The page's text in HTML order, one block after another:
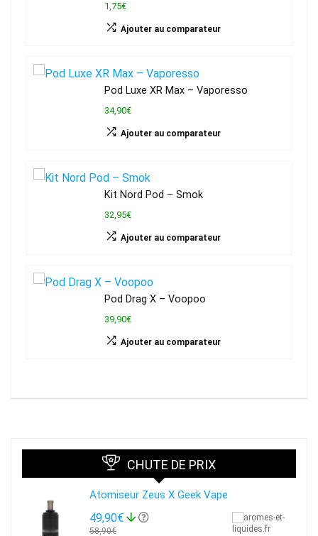
1,75€
Ajouter au comparateur
Pod Luxe XR Max – Vaporesso
34,90€
Ajouter au comparateur
Kit Nord Pod – Smok
32,95€
Ajouter au comparateur
Pod Drag X – Voopoo
39,90€
Ajouter au comparateur
CHUTE DE PRIX
Atomiseur Zeus X Geek Vape
49,90€
58,90€